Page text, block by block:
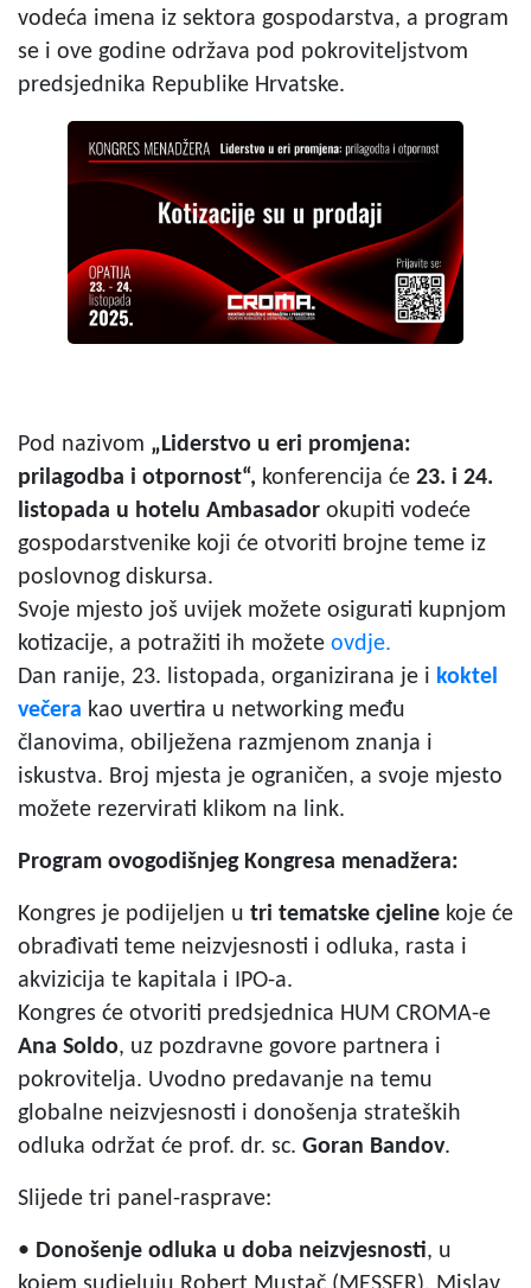
vodeća imena iz sektora gospodarstva, a program
se i ove godine održava pod pokroviteljstvom
predsjednika Republike Hrvatske.
Pod nazivom „Liderstvo u eri promjena:
prilagodba i otpornost“, konferencija će 23. i 24.
listopada u hotelu Ambasador okupiti vodeće
gospodarstvenike koji će otvoriti brojne teme iz
poslovnog diskursa.
Svoje mjesto još uvijek možete osigurati kupnjom
kotizacije, a potražiti ih možete ovdje.
Dan ranije, 23. listopada, organizirana je i koktel
večera kao uvertira u networking među
članovima, obilježena razmjenom znanja i
iskustva. Broj mjesta je ograničen, a svoje mjesto
možete rezervirati klikom na link.
Program ovogodišnjeg Kongresa menadžera:
Kongres je podijeljen u tri tematske cjeline koje će
obrađivati teme neizvjesnosti i odluka, rasta i
akvizicija te kapitala i IPO-a.
Kongres će otvoriti predsjednica HUM CROMA-e
Ana Soldo, uz pozdravne govore partnera i
pokrovitelja. Uvodno predavanje na temu
globalne neizvjesnosti i donošenja strateških
odluka održat će prof. dr. sc. Goran Bandov.
Slijede tri panel-rasprave:
• Donošenje odluka u doba neizvjesnosti, u